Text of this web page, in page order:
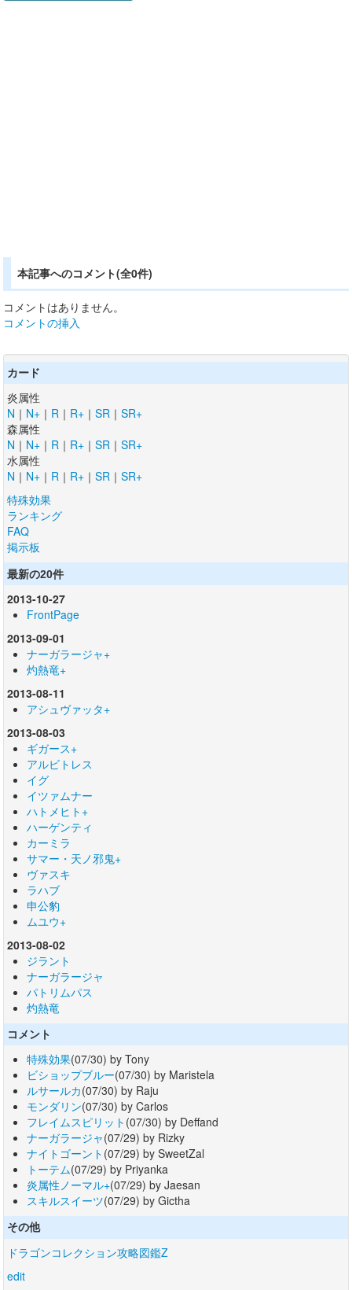
本記事へのコメント(全0件)
コメントはありません。
コメントの挿入
カード
炎属性
N ｜ N+ ｜ R ｜ R+ ｜ SR ｜ SR+
森属性
N ｜ N+ ｜ R ｜ R+ ｜ SR ｜ SR+
水属性
N ｜ N+ ｜ R ｜ R+ ｜ SR ｜ SR+
特殊効果
ランキング
FAQ
掲示板
最新の20件
2013-10-27
FrontPage
2013-09-01
ナーガラージャ+
灼熱竜+
2013-08-11
アシュヴァッタ+
2013-08-03
ギガース+
アルビトレス
イグ
イツァムナー
ハトメヒト+
ハーゲンティ
カーミラ
サマー・天ノ邪鬼+
ヴァスキ
ラハブ
申公豹
ムユウ+
2013-08-02
ジラント
ナーガラージャ
パトリムパス
灼熱竜
コメント
特殊効果(07/30) by Tony
ビショップブルー(07/30) by Maristela
ルサールカ(07/30) by Raju
モンダリン(07/30) by Carlos
フレイムスピリット (07/30) by Deffand
ナーガラージャ(07/29) by Rizky
ナイトゴーント (07/29) by SweetZal
トーテム(07/29) by Priyanka
炎属性ノーマル+(07/29) by Jaesan
スキルスイーツ(07/29) by Gictha
その他
ドラゴンコレクション攻略図鑑Z
edit